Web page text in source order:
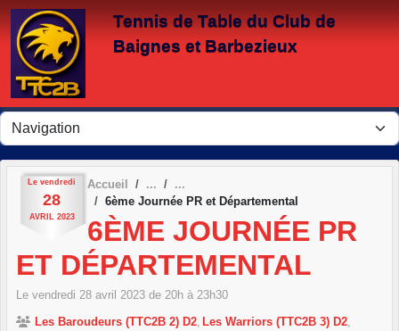
Tennis de Table du Club de
Baignes et Barbezieux
Le vendredi
28
AVRIL 2023
Accueil
6ème Journée PR et Départemental
6ÈME JOURNÉE PR
ET DÉPARTEMENTAL
Le vendredi 28 avril 2023 de 20h à 23h30
Les Baroudeurs (TTC2B 2) D2 Les Warriors (TTC2B 3) D2
Panneau de gestion des cookies